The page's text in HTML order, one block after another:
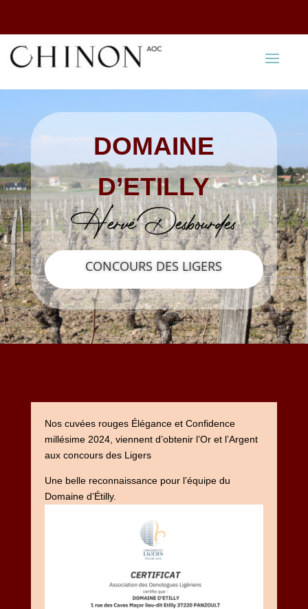
DOMAINE
D’ETILLY
Hervé Desbourdes
CONCOURS DES LIGERS
Nos cuvées rouges Élégance et Confidence
millésime 2024, viennent d’obtenir l’Or et l’Argent
aux concours des Ligers
Une belle reconnaissance pour l’équipe du
Domaine d’Étilly.